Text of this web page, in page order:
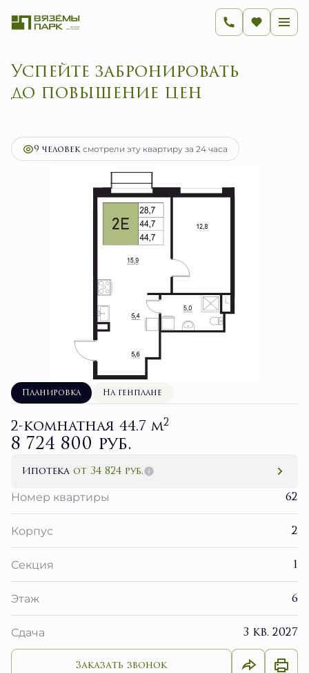
Успейте забронировать
до повышение цен
2-комнатная44.7 м2
9 человексмотрели эту квартиру за 24 часа
Планировка На генплане
2-комнатная 44.7 м2
8 724 800 руб.
Ипотека от 34 824 руб.
Номер квартиры
62
Корпус 2
Секция 1
Этаж 6
Сдача 3 кв. 2027
Заказать звонок